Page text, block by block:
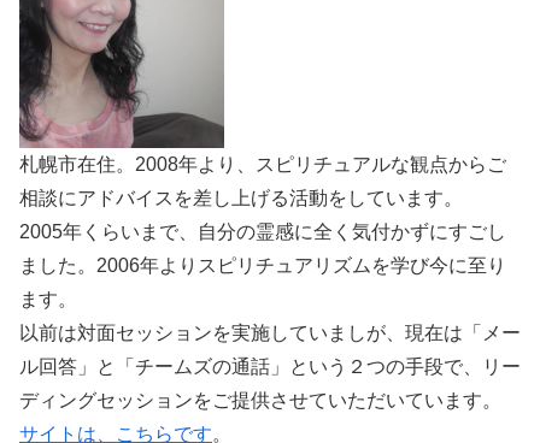
札幌市在住。2008年より、スピリチュアルな観点からご
相談にアドバイスを差し上げる活動をしています。
2005年くらいまで、自分の霊感に全く気付かずにすごし
ました。2006年よりスピリチュアリズムを学び今に至り
ます。
以前は対面セッションを実施していましが、現在は「メー
ル回答」と「チームズの通話」という２つの手段で、リー
ディングセッションをご提供させていただいています。
サイトは、こちらです。